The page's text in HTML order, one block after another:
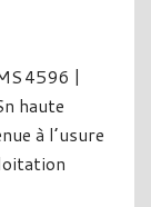
|
| WL
et
pour des